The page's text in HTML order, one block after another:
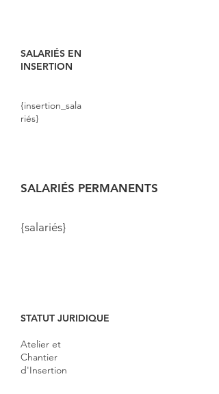
SALARIÉS EN
INSERTION
{insertion_sala
riés}
SALARIÉS PERMANENTS
{salariés}
STATUT JURIDIQUE
Atelier et
Chantier
d'Insertion